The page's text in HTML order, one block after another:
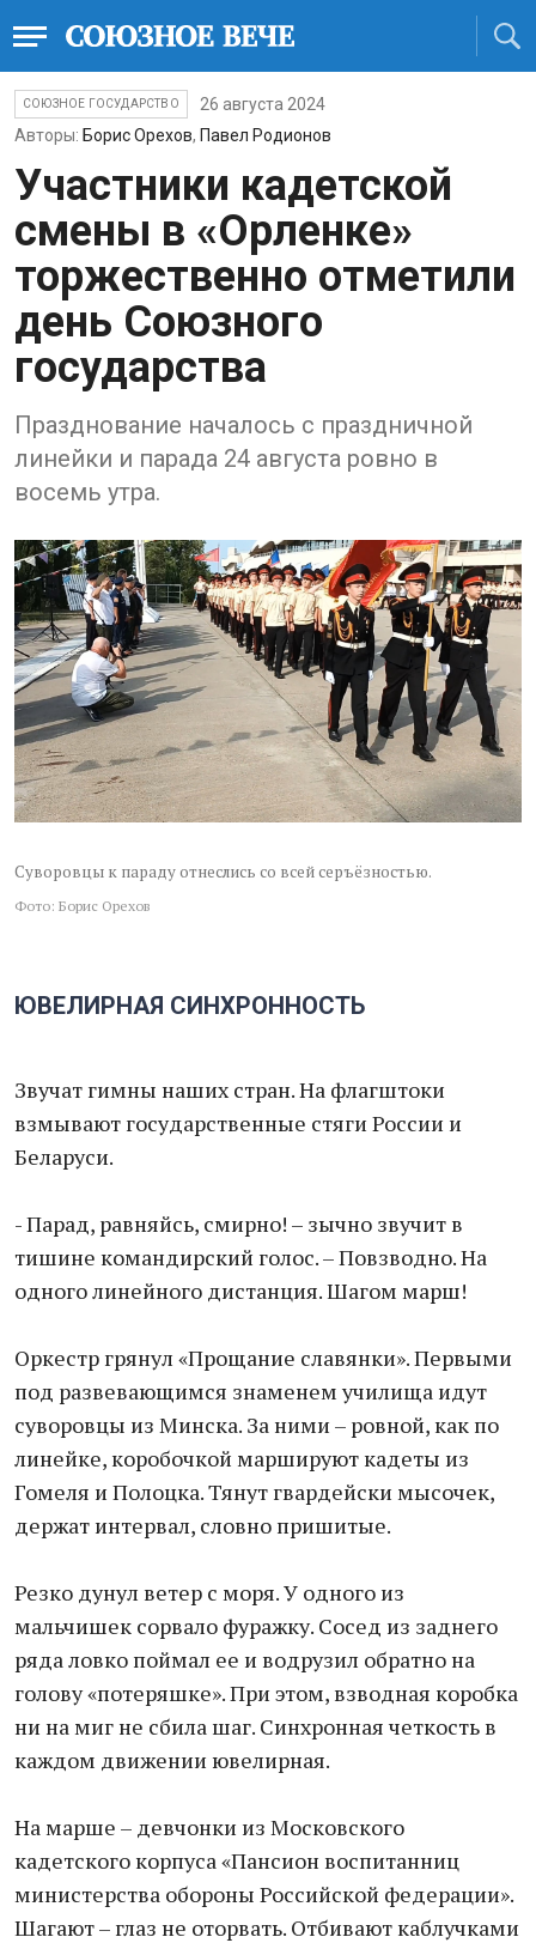
СОЮЗНОЕ ГОСУДАРСТВО
26 августа 2024
Авторы: Борис Орехов, Павел Родионов
Участники кадетской
смены в «Орленке»
торжественно отметили
день Союзного
государства
Празднование началось с праздничной
линейки и парада 24 августа ровно в
восемь утра.
Суворовцы к параду отнеслись со всей серъёзностью.
Фото: Борис Орехов
ЮВЕЛИРНАЯ СИНХРОННОСТЬ
Звучат гимны наших стран. На флагштоки
взмывают государственные стяги России и
Беларуси.
- Парад, равняйсь, смирно! – зычно звучит в
тишине командирский голос. – Повзводно. На
одного линейного дистанция. Шагом марш!
Оркестр грянул «Прощание славянки». Первыми
под развевающимся знаменем училища идут
суворовцы из Минска. За ними – ровной, как по
линейке, коробочкой маршируют кадеты из
Гомеля и Полоцка. Тянут гвардейски мысочек,
держат интервал, словно пришитые.
Резко дунул ветер с моря. У одного из
мальчишек сорвало фуражку. Сосед из заднего
ряда ловко поймал ее и водрузил обратно на
голову «потеряшке». При этом, взводная коробка
ни на миг не сбила шаг. Синхронная четкость в
каждом движении ювелирная.
На марше – девчонки из Московского
кадетского корпуса «Пансион воспитанниц
министерства обороны Российской федерации».
Шагают – глаз не оторвать. Отбивают каблучками